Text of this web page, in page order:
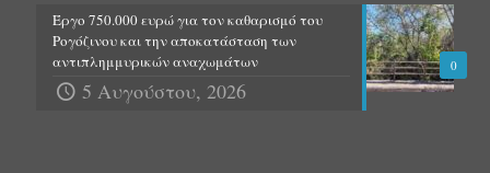
0
Έργο 750.000 ευρώ για τον καθαρισμό του
Ρογόζινου και την αποκατάσταση των
αντιπλημμυρικών αναχωμάτων
5 Αυγούστου, 2026